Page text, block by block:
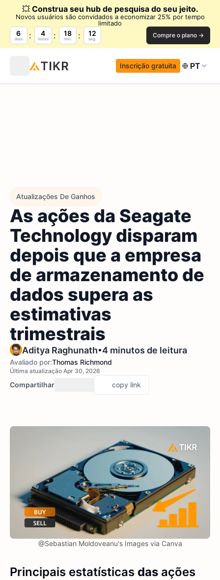
💥 Construa seu hub de pesquisa do seu jeito.
Novos usuários são convidados a economizar 25% por tempo
limitado
6
dias
4
horas
18
min.
11
seg. Compre o plano →
Inscrição gratuita PT
Atualizações De Ganhos
As ações da Seagate
Technology disparam
depois que a empresa
de armazenamento de
dados supera as
estimativas
trimestrais
Aditya Raghunath•4 minutos de leitura
Avaliado por:Thomas Richmond
Última atualização Apr 30, 2026
Compartilhar copy link
@Sebastian Moldoveanu's Images via Canva
Principais estatísticas das ações